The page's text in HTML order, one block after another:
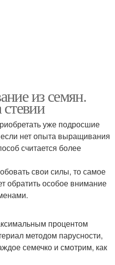
из семян.
уже подросшие
нет опыта выращивания
считается более
свои силы, то самое
обратить особое внимание
процентом
методом парусности,
семечко и смотрим, как